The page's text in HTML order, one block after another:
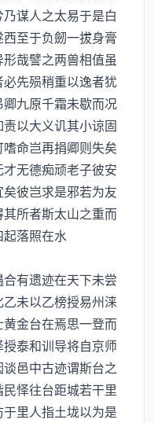
谋人之太易于是白
至于负劒一拔身膏
哉譬之两兽相值虽
先殒稍重以逸者犹
九原千霜未歇而况
以大义讥其小谅固
命岂再捐卿则失矣
无德痴顽老子彼安
彼岂求是邪若为友
所者斯太山之重而
落照在水
有遗迹在天下未尝
未以乙榜授易州涞
金台在焉思一登而
泰和训导将自京师
邑中古迹谓斯台之
怿往台距城若干里
里人指土垅以为是